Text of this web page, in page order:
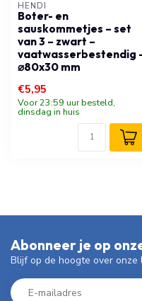
HENDI
Boter- en
sauskommetjes – set
van 3 – zwart –
vaatwasserbestendig
⌀80x30 mm
€5,95
Voor 23:59 uur besteld,
dinsdag in huis
Abonneer je op
Blijf op de hoogte over onze